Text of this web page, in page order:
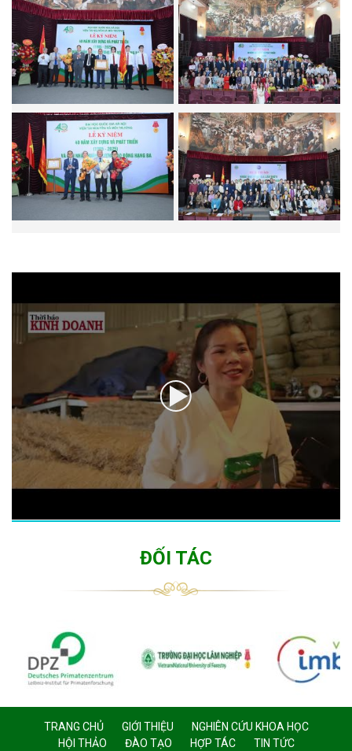
ĐỐI TÁC
TRANG CHỦ GIỚI THIỆU
NGHIÊN CỨU KHOA HỌC
HỘI THẢO
ĐÀO TẠO HỢP TÁC
TIN TỨC